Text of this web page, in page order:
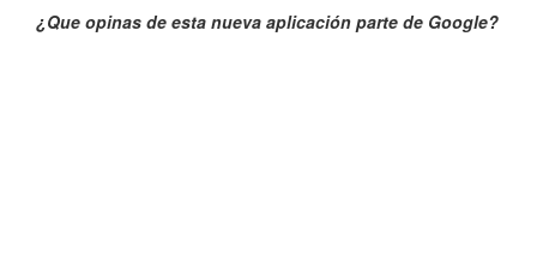
¿Que opinas de esta nueva aplicación parte de Google?